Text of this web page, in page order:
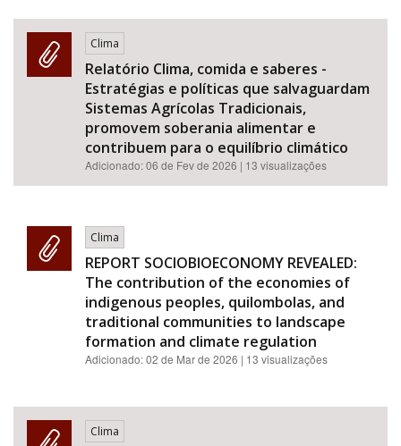
Clima
Relatório Clima, comida e saberes -
Estratégias e políticas que salvaguardam
Sistemas Agrícolas Tradicionais,
promovem soberania alimentar e
contribuem para o equilíbrio climático
Adicionado:06 de Fev de 2026 | 13 visualizações
Clima
REPORT SOCIOBIOECONOMY REVEALED:
The contribution of the economies of
indigenous peoples, quilombolas, and
traditional communities to landscape
formation and climate regulation
Adicionado:02 de Mar de 2026 | 13 visualizações
Clima